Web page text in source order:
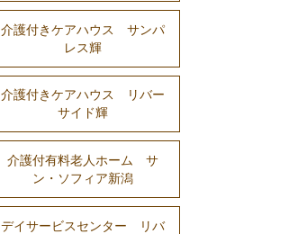
介護付きケアハウス サンパ
レス輝
介護付きケアハウス リバー
サイド輝
介護付有料老人ホーム サ
ン・ソフィア新潟
デイサービスセンター リバ